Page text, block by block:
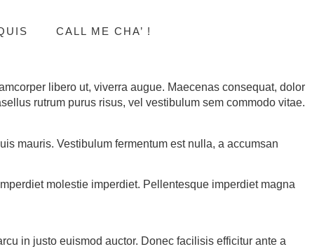
CALL ME CHA’ !
libero ut, viverra augue. Maecenas consequat, dolor
rutrum purus risus, vel vestibulum sem commodo vitae.
mauris. Vestibulum fermentum est nulla, a accumsan
molestie imperdiet. Pellentesque imperdiet magna
in justo euismod auctor. Donec facilisis efficitur ante a